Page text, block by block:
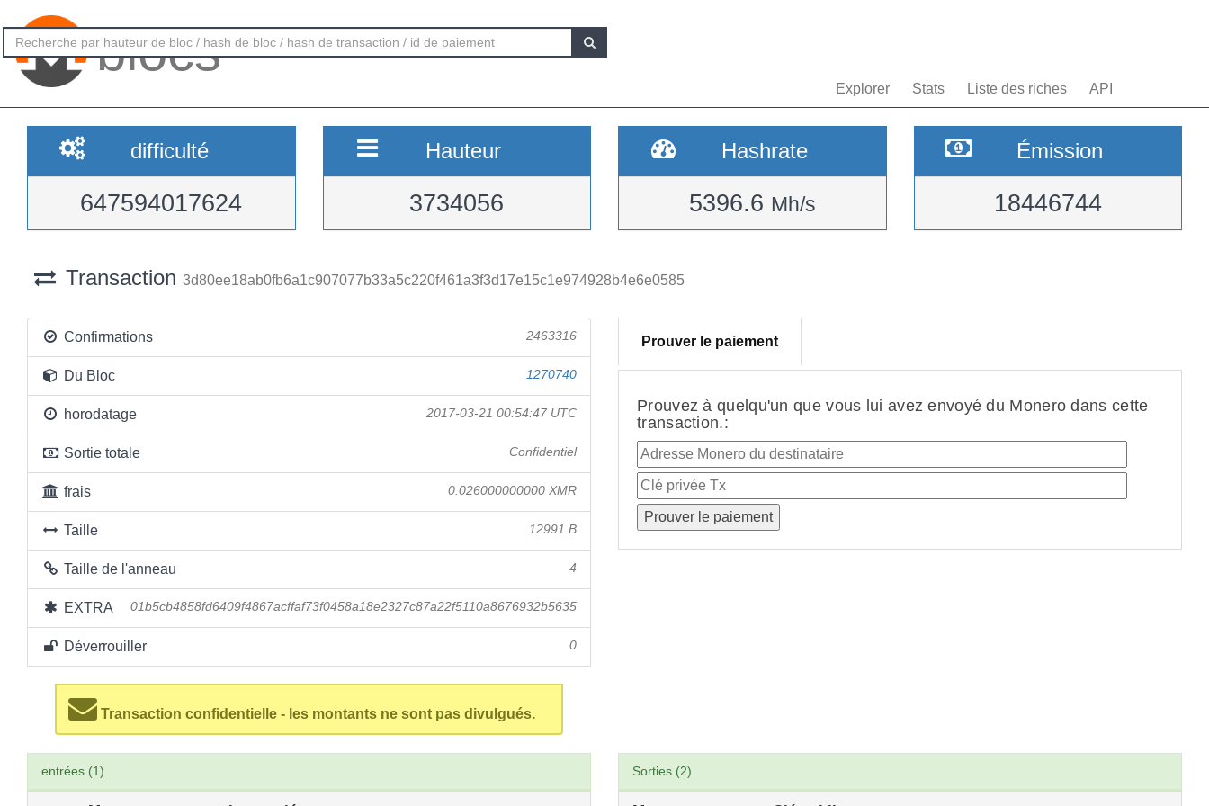
blocs
Explorer Stats Liste des riches API
difficulté
647594017624
Hauteur
3734056
Hashrate
5396.6 Mh/s
Émission
18446744
Transaction 3d80ee18ab0fb6a1c907077b33a5c220f461a3f3d17e15c1e974928b4e6e0585
Confirmations 2463316
Du Bloc 1270740
horodatage 2017-03-21 00:54:47 UTC
Sortie totale Confidentiel
frais 0.026000000000 XMR
Taille 12991 B
Taille de l'anneau 4
EXTRA 01b5cb4858fd6409f4867acffaf73f0458a18e2327c87a22f5110a8676932b5635
Déverrouiller 0
Transaction confidentielle - les montants ne sont pas divulgués.
Prouver le paiement
Prouvez à quelqu'un que vous lui avez envoyé du Monero dans cette
transaction.:
entrées (1) Sorties (2)